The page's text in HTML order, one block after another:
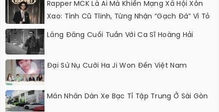
Rapper MCK Là Ai Mà Khiến Mạng Xã Hội Xôn
Xao: Tình Cũ Tlinh, Từng Nhận “gạch Đá” Vì Tỏ
Thái Độ Với Trường Giang
Lãng Đãng Cuối Tuần Với Ca Sĩ Hoàng Hải
Đại Sứ Nụ Cười Ha Ji Won Đến Việt Nam
Mãn Nhãn Dàn Xe Bạc Tỉ Tập Trung Ở Sài Gòn